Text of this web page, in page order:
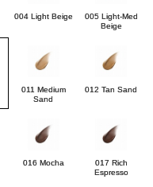
004 Light Beige
005 Light-Med
Beige
011 Medium
Sand
012 Tan Sand
016 Mocha
017 Rich
Espresso